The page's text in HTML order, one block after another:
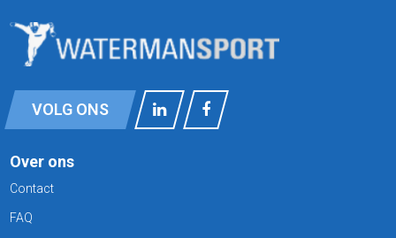
VOLG ONS
Over ons
Contact
FAQ